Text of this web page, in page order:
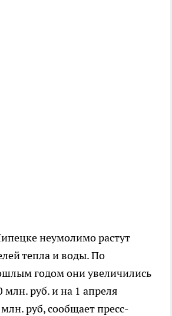
неумолимо растут
тепла и воды. По
годом они увеличились
млн. руб. и на 1 апреля
руб, сообщает пресс-